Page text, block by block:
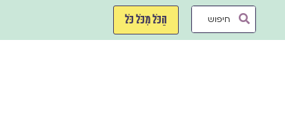
Search
הַכֹּל מִכֹּל כֹּל